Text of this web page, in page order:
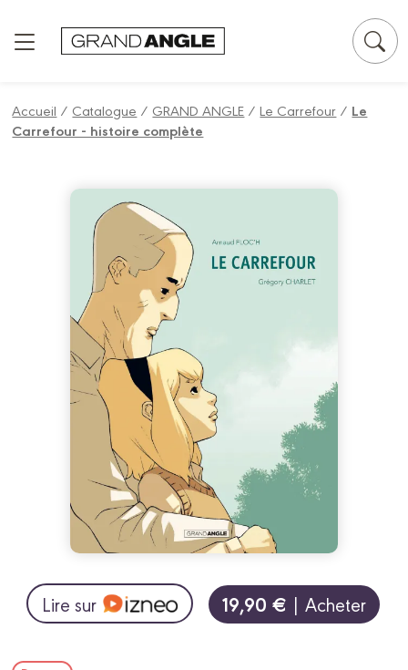
Accueil / Catalogue / GRAND ANGLE /Le Carrefour / Le
Carrefour - histoire complète
Lire sur 19,90 € | Acheter